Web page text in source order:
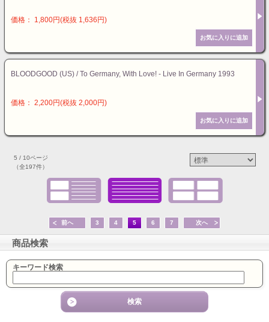
価格： 1,800円(税抜 1,636円)
BLOODGOOD (US) / To Germany, With Love! - Live In Germany 1993
価格： 2,200円(税抜 2,000円)
5 / 10ページ
（全197件）
前へ 3 4 5 6 7 次へ
商品検索
キーワード検索